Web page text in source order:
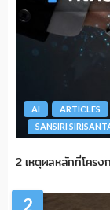
AI ARTICLES
SANSIRI
2 เหตุผลหลักที่โครง
2